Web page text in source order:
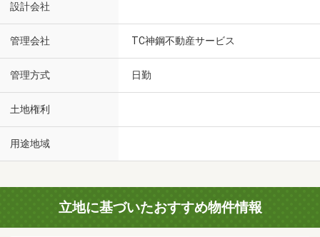
設計会社
管理会社 TC神鋼不動産サービス
管理方式 日勤
土地権利
用途地域
立地に基づいたおすすめ物件情報